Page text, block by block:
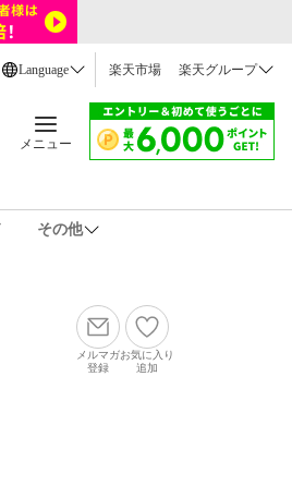
Language 楽天市場 楽天グループ
メニュー
その他
メルマガ
登録
お気に入り
追加